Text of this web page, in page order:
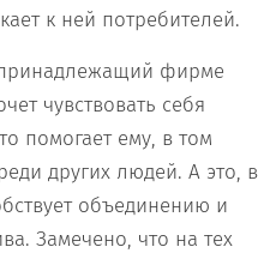
к ней потребителей.
фирме
чувствовать себя
помогает ему, в том
других людей. А это, в
объединению и
Замечено, что на тех